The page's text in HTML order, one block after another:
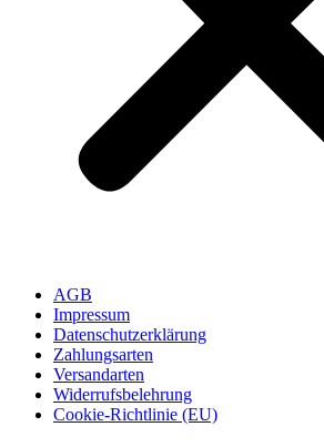
AGB
Impressum
Datenschutzerklärung
Zahlungsarten
Versandarten
Widerrufsbelehrung
Cookie-Richtlinie (EU)